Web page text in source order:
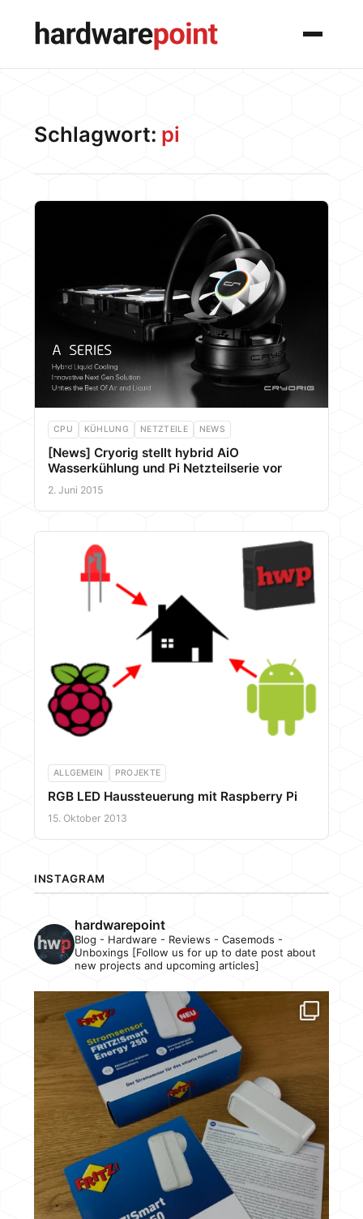
Menü
Schlagwort: pi
CPU KÜHLUNG NETZTEILE NEWS
[News] Cryorig stellt hybrid AiO
Wasserkühlung und Pi Netzteilserie vor
2. Juni 2015
ALLGEMEIN PROJEKTE
RGB LED Haussteuerung mit Raspberry Pi
15. Oktober 2013
INSTAGRAM
hardwarepoint
Blog - Hardware - Reviews - Casemods -
Unboxings [Follow us for up to date post about
new projects and upcoming articles]